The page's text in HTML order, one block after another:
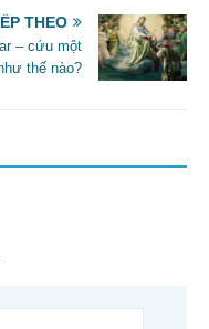
THEO
– cứu một
thế nào?